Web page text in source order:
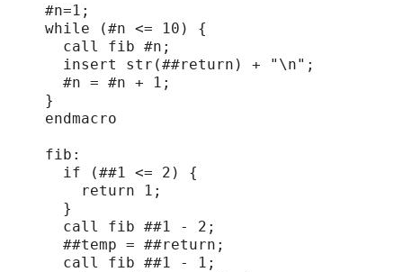
#n=1;
while (#n <= 10) {
  call fib #n;
  insert str(##return) + "\n";
  #n = #n + 1;
}
endmacro
fib:
  if (##1 <= 2) {
    return 1;
  }
  call fib ##1 - 2;
  ##temp = ##return;
  call fib ##1 - 1;